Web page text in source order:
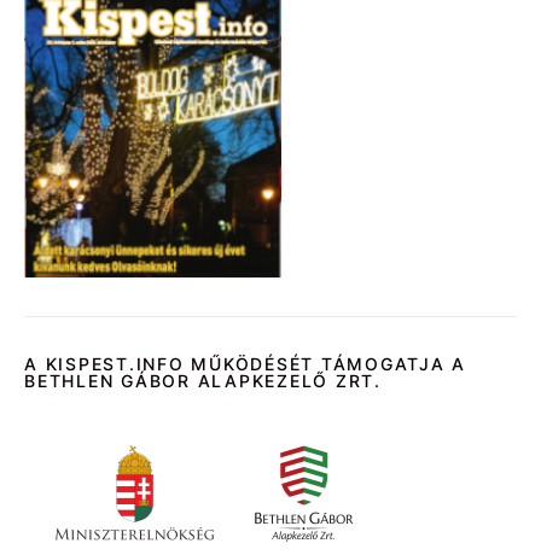
A KISPEST.INFO MŰKÖDÉSÉT TÁMOGATJA A
BETHLEN GÁBOR ALAPKEZELŐ ZRT.